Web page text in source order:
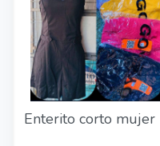
Enterito corto mujer